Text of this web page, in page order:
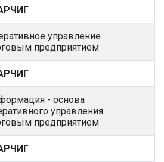
управление
предприятием
- основа
управления
предприятием